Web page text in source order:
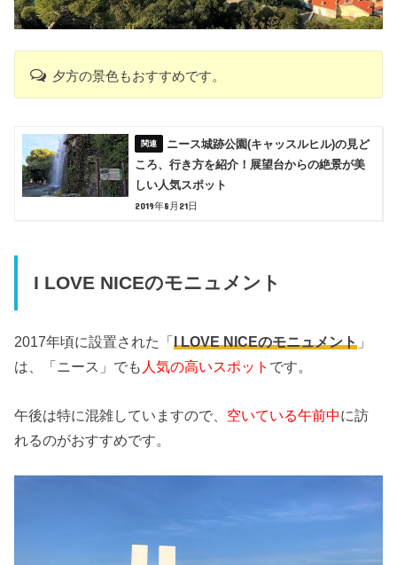
夕方の景色もおすすめです。
ニース城跡公園(キャッスルヒル)の見ど
ころ、行き方を紹介！展望台からの絶景が美
しい人気スポット
2019年8月21日
I LOVE NICEのモニュメント
2017年頃に設置された「I LOVE NICEのモニュメント 」
は、「ニース」でも 人気の高いスポット です。
午後は特に混雑していますので、 空いている午前中に訪
れるのがおすすめです。